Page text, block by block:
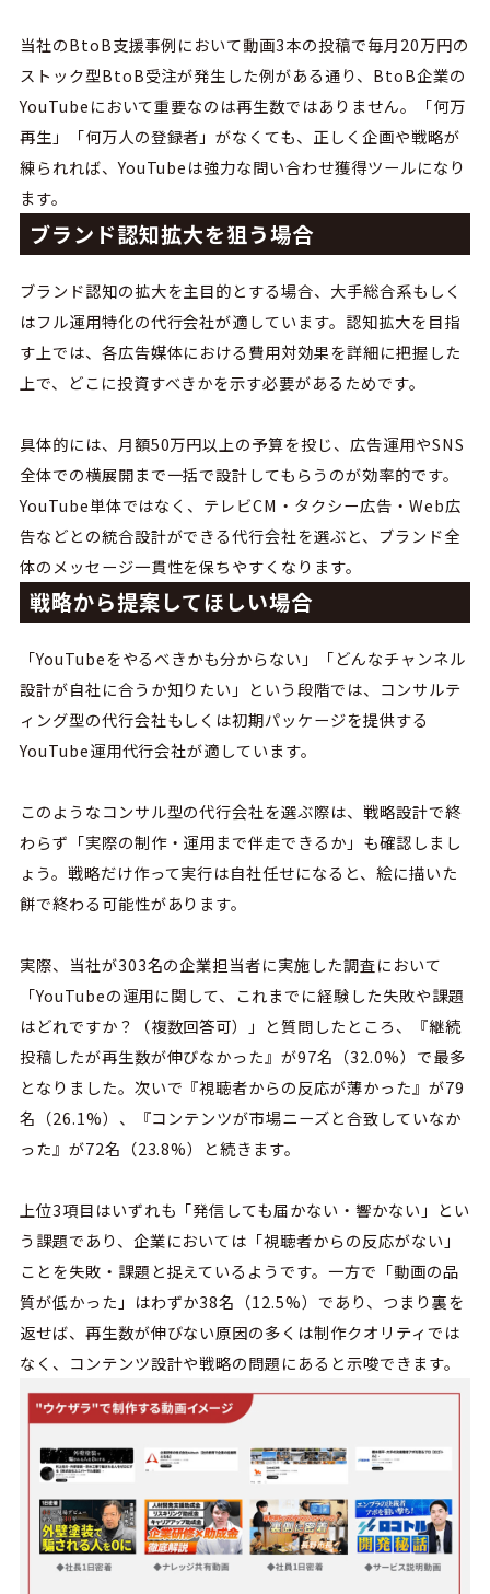
当社のBtoB支援事例において動画3本の投稿で毎月20万円の
ストック型BtoB受注が発生した例がある通り、BtoB企業の
YouTubeにおいて重要なのは再生数ではありません。「何万
再生」「何万人の登録者」がなくても、正しく企画や戦略が
練られれば、YouTubeは強力な問い合わせ獲得ツールになり
ます。
ブランド認知拡大を狙う場合
ブランド認知の拡大を主目的とする場合、大手総合系もしく
はフル運用特化の代行会社が適しています。認知拡大を目指
す上では、各広告媒体における費用対効果を詳細に把握した
上で、どこに投資すべきかを示す必要があるためです。
具体的には、月額50万円以上の予算を投じ、広告運用やSNS
全体での横展開まで一括で設計してもらうのが効率的です。
YouTube単体ではなく、テレビCM ・タクシー広告・ Web広
告などとの統合設計ができる代行会社を選ぶと、ブランド全
体のメッセージ一貫性を保ちやすくなります。
戦略から提案してほしい場合
「YouTubeをやるべきかも分からない」「どんなチャンネル
設計が自社に合うか知りたい」という段階では、コンサルテ
ィング型の代行会社もしくは初期パッケージを提供する
YouTube運用代行会社が適しています。
このようなコンサル型の代行会社を選ぶ際は、戦略設計で終
わらず「実際の制作・運用まで伴走できるか」も確認しまし
ょう。戦略だけ作って実行は自社任せになると、絵に描いた
餅で終わる可能性があります。
実際、当社が303名の企業担当者に実施した調査において
「YouTubeの運用に関して、これまでに経験した失敗や課題
はどれですか？（複数回答可）」と質問したところ、『継続
投稿したが再生数が伸びなかった』が97名（32.0%）で最多
となりました。次いで『視聴者からの反応が薄かった』が79
名（26.1%）、『コンテンツが市場ニーズと合致していなか
った』が72名（23.8%）と続きます。
上位3項目はいずれも「発信しても届かない・響かない」とい
う課題であり、企業においては「視聴者からの反応がない」
ことを失敗・課題と捉えているようです。一方で「動画の品
質が低かった」はわずか38名（12.5%）であり、つまり裏を
返せば、再生数が伸びない原因の多くは制作クオリティでは
なく、コンテンツ設計や戦略の問題にあると示唆できます。